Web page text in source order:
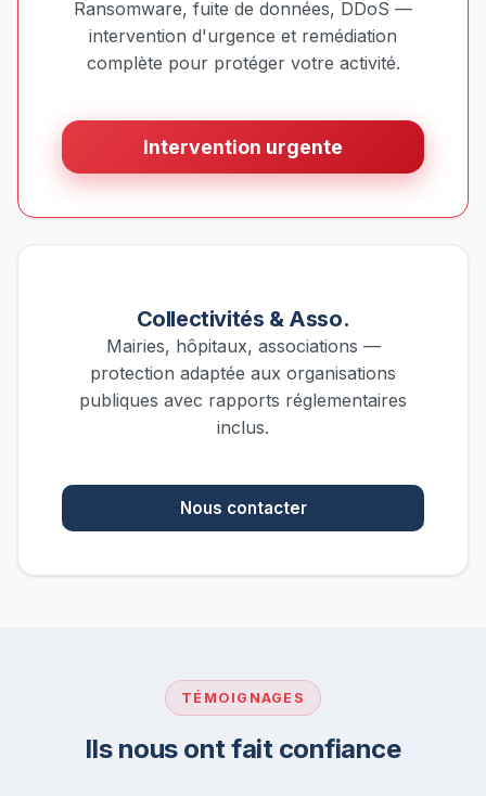
Ransomware, fuite de données, DDoS —
intervention d'urgence et remédiation
complète pour protéger votre activité.
Intervention urgente
Collectivités & Asso.
Mairies, hôpitaux, associations —
protection adaptée aux organisations
publiques avec rapports réglementaires
inclus.
Nous contacter
TÉMOIGNAGES
Ils nous ont fait confiance